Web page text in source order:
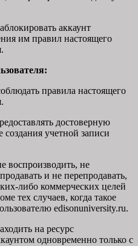
аккаунт
им правил настоящего
правила настоящего
достоверную
учетной записи
воспроизводить, не
и не перепродавать,
либо коммерческих целей
тех случаев, когда такое
edisonuniversity.ru.
на ресурс
одновременно только с